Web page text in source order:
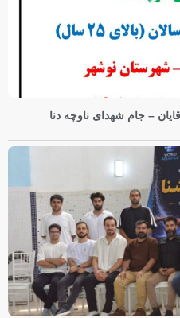
– جام شهدای ناوچه دنا